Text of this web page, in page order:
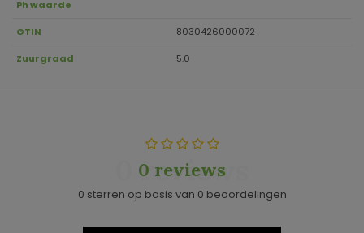
Ph waarde
GTIN 8030426000072
Zuurgraad 5.0
0 reviews
0 reviews
0 sterren op basis van 0 beoordelingen